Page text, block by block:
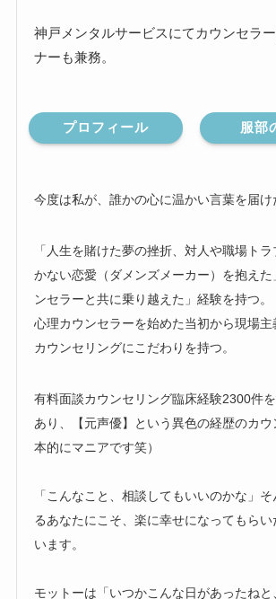
神戸メンタルサービスにてカウンセラ
ナーも兼務。
プロフィール 服部
今度は私が、誰かの心に温かい言葉を届け
「人生を賭けた夢の挫折、対人や職場ト
かない恋愛（ダメンズメーカー）を抱えた
ンセラーと共に乗り越えた」経験を持つ。
心理カウンセラーを始めた当初から現場
カウンセリングにこだわりを持つ。
有料面談カウンセリング臨床経験2300件
あり、【元声優】という異色の経歴のカ
本的にマニアです笑）
「こんなこと、相談してもいいのかな」
るあなたにこそ、楽に幸せになってもら
います。
モットーは「いつかこんな日があったねと